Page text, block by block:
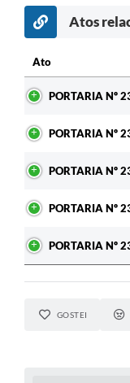
Atos
Ato
PORTARIA Nº
PORTARIA Nº
PORTARIA Nº
PORTARIA Nº
PORTARIA Nº
GOSTEI